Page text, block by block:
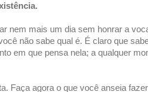
nem mais um dia sem honrar a
não sabe qual é. É claro que
em que pensa nela; a qualquer
Faça agora o que você anseia